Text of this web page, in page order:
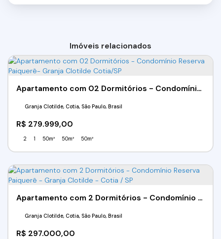
Imóveis relacionados
Apartamento com 02 Dormitórios - Condomínio Reserva Paiquerê- Granja Clotilde Cotia/SP
R$ 279.999,00
Granja Clotilde, Cotia, São Paulo, Brasil
2 1 50m² 50m² 50m²
Apartamento com 2 Dormitórios - Condomínio Reserva Paiquerê - Granja Clotilde - Cotia / SP
R$ 297.000,00
Granja Clotilde, Cotia, São Paulo, Brasil